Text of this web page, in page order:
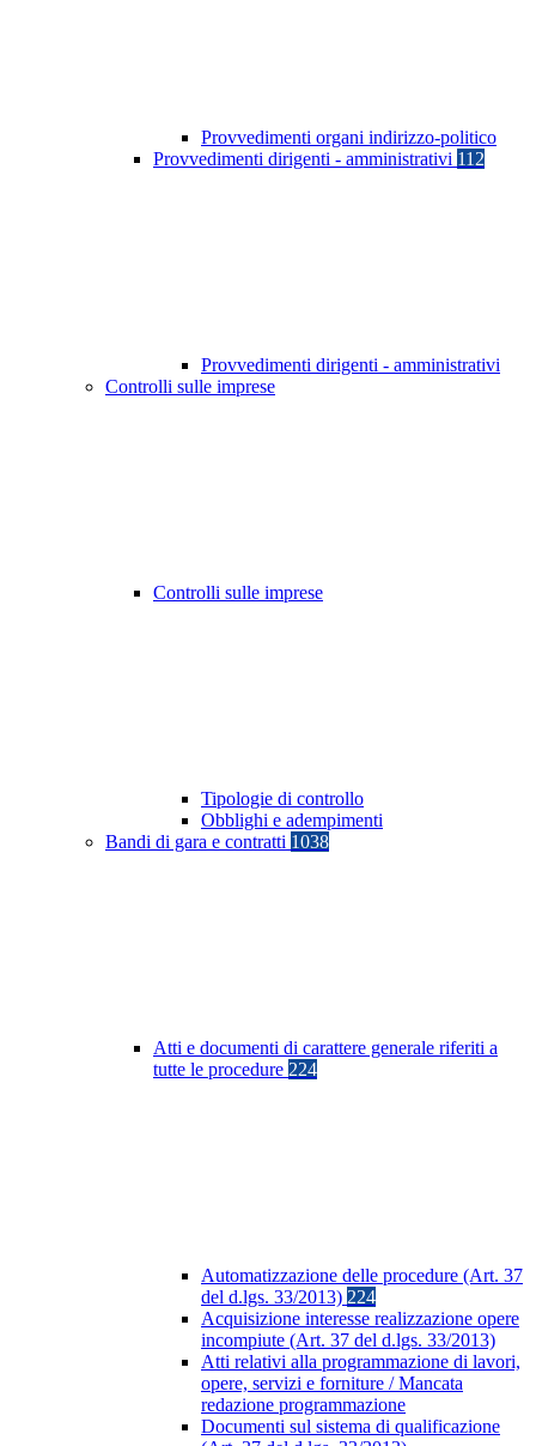
Provvedimenti organi indirizzo-politico
Provvedimenti dirigenti - amministrativi 112
Provvedimenti dirigenti - amministrativi
Controlli sulle imprese
Controlli sulle imprese
Tipologie di controllo
Obblighi e adempimenti
Bandi di gara e contratti 1038
Atti e documenti di carattere generale riferiti a
tutte le procedure 224
Automatizzazione delle procedure (Art. 37
del d.lgs. 33/2013) 224
Acquisizione interesse realizzazione opere
incompiute (Art. 37 del d.lgs. 33/2013)
Atti relativi alla programmazione di lavori,
opere, servizi e forniture / Mancata
redazione programmazione
Documenti sul sistema di qualificazione